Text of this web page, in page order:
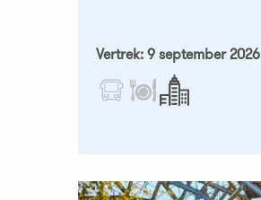
Vertrek: 9 september 2026